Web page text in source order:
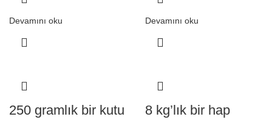
Devamını oku Devamını oku
250 gramlık bir kutu 8 kg’lık bir hap